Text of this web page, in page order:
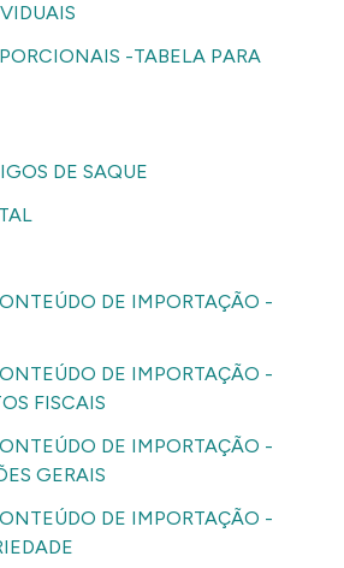
-TABELA PARA
DE SAQUE
DE IMPORTAÇÃO -
DE IMPORTAÇÃO -
FISCAIS
DE IMPORTAÇÃO -
GERAIS
DE IMPORTAÇÃO -